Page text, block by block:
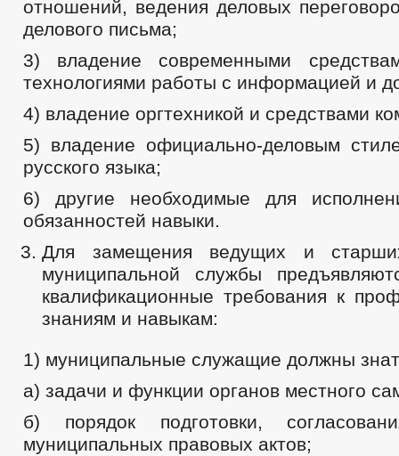
отношений, ведения деловых
делового письма;
3) владение современными
технологиями работы с информацией и
4) владение оргтехникой и средствами
5) владение официально-деловым
русского языка;
6) другие необходимые для
обязанностей навыки.
Для замещения ведущих и
муниципальной службы
квалификационные требования к
знаниям и навыкам:
1) муниципальные служащие должны
а) задачи и функции органов местного
б) порядок подготовки,
муниципальных правовых актов;